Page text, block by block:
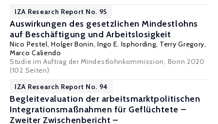
IZA Research Report No. 95
Auswirkungen des gesetzlichen Mindestlohns
auf Beschäftigung und Arbeitslosigkeit
Nico Pestel,Holger Bonin, Ingo E. Isphording, Terry Gregory,
Marco Caliendo
Studie im Auftrag der Mindestlohnkommission, Bonn 2020
(102 Seiten)
IZA Research Report No. 94
Begleitevaluation der arbeitsmarktpolitischen
Integrationsmaßnahmen für Geflüchtete –
Zweiter Zwischenbericht –